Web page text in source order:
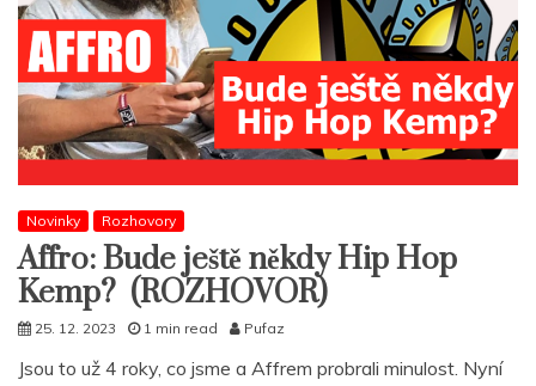
Novinky Rozhovory
Affro: Bude ještě někdy Hip Hop
Kemp? (ROZHOVOR)
25. 12. 2023 1 min read Pufaz
Jsou to už 4 roky, co jsme a Affrem probrali minulost. Nyní